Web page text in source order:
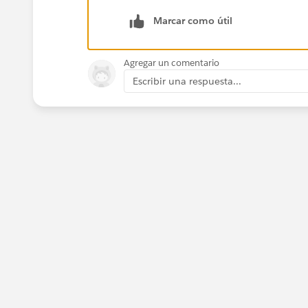
All the best :)
Marcar como útil
Agregar un comentario
Escribir una respuesta...